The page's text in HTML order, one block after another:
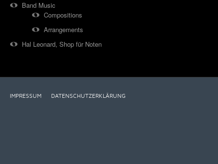
Band Music
Compositions
Arrangements
Hal Leonard, Shop für Noten
IMPRESSUM DATENSCHUTZERKLÄRUNG